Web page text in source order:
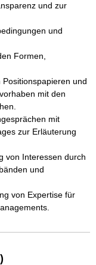
und zur
und
Formen,
und
mit den
mit
zur Erläuterung
von Interessen durch
und
von Expertise für